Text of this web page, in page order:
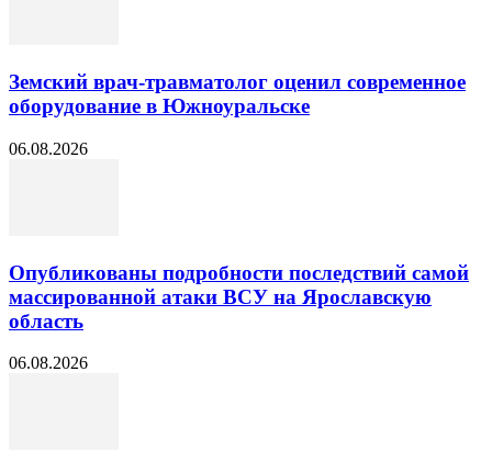
Земский врач-травматолог оценил современное
оборудование в Южноуральске
06.08.2026
Опубликованы подробности последствий самой
массированной атаки ВСУ на Ярославскую
область
06.08.2026